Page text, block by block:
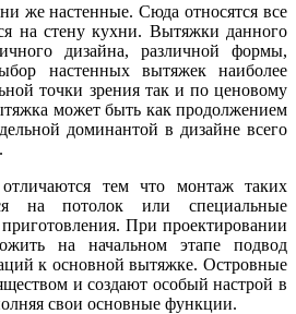
же настенные. Сюда относятся все
на стену кухни. Вытяжки данного
дизайна, различной формы,
настенных вытяжек наиболее
точки зрения так и по ценовому
может быть как продолжением
доминантой в дизайне всего
тем что монтаж таких
на потолок или специальные
При проектировании
на начальном этапе подвод
к основной вытяжке. Островные
и создают особый настрой в
свои основные функции.